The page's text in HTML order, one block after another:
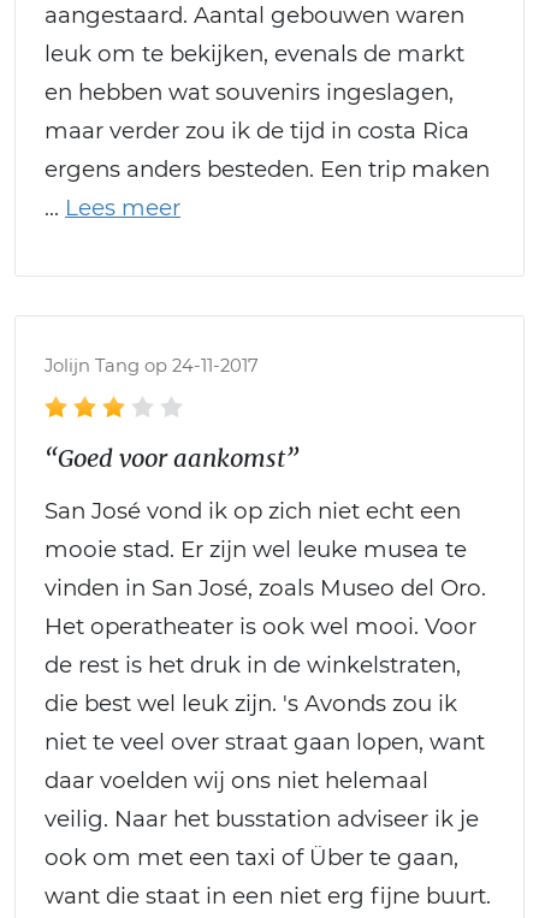
aangestaard. Aantal gebouwen waren
leuk om te bekijken, evenals de markt
en hebben wat souvenirs ingeslagen,
maar verder zou ik de tijd in costa Rica
ergens anders besteden. Een trip maken
Jolijn Tang op 24-11-2017
“Goed voor aankomst”
San José vond ik op zich niet echt een
mooie stad. Er zijn wel leuke musea te
vinden in San José, zoals Museo del Oro.
Het operatheater is ook wel mooi. Voor
de rest is het druk in de winkelstraten,
die best wel leuk zijn. 's Avonds zou ik
niet te veel over straat gaan lopen, want
daar voelden wij ons niet helemaal
veilig. Naar het busstation adviseer ik je
ook om met een taxi of Über te gaan,
want die staat in een niet erg fijne buurt.